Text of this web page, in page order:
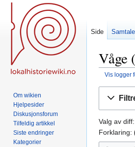
Våge
Vis logger
Valg av
Forklaring:
Side Samtale
Om wikien
Hjelpesider
Diskusjonsforum
Tilfeldig artikkel
Siste endringer
Kategorier